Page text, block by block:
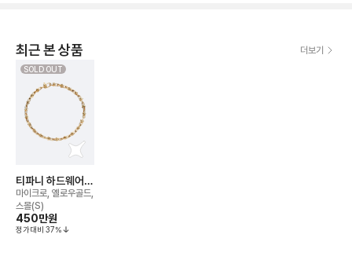
최근 본 상품 더보기
SOLD OUT
티파니 하드웨어
링크 브레이슬릿
마이크로, 옐로우골드,
스몰(S)
450만원
정가대비 37%